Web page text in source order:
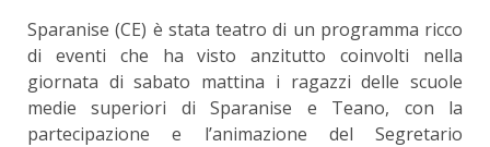
Sparanise (CE) è stata teatro di un programma ricco
di eventi che ha visto anzitutto coinvolti nella
giornata di sabato mattina i ragazzi delle scuole
medie superiori di Sparanise e Teano, con la
partecipazione e l’animazione del Segretario